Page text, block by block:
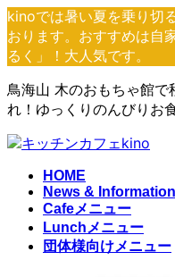
コ
ン
テ
ツ
へ
ス
キ
ナ
ビ
ゲ
シ
ョ
ン
に
kinoでは暑い夏を乗り切
おります。おすすめは自
るく」！大人気です。
鳥海山 木のおもちゃ館
れ！ゆっくりのんびりお
HOME
News & Information
Cafeメニュー
Lunchメニュー
団体様向けメニュー